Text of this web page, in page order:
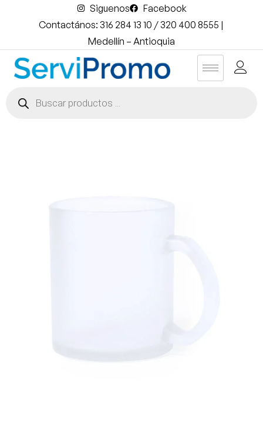
Siguenos
Facebook
Contactános: 316 284 13 10 / 320 400 8555 |
Medellín – Antioquia